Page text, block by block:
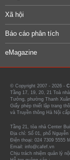
Xã hội
Báo cáo phân tích
eMagazine
© Copyright 2007 - 2026 -
Tầng 17, 19, 20, 21 Toà
Tưởng, phường Thanh
Giấy phép thiết lập trang
và Truyền thông Hà Nội
Tầng 21, tòa nhà Center
Địa chỉ: Số 01, phố
Điện thoại: 024 7309 5555
Email: info@cafef.vn
Chịu trách nhiệm quản lý